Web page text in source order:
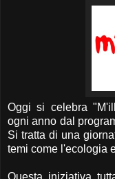
Oggi si celebra
ogni anno dal
Si tratta di una
temi come l'ecologia
Questa iniziativa